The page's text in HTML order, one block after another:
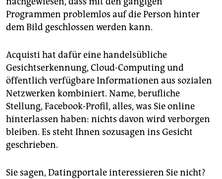
Programmen problemlos auf die Person hinter
dem Bild geschlossen werden kann.
Acquisti hat dafür eine handelsübliche
Gesichtserkennung, Cloud-Computing und
öffentlich verfügbare Informationen aus sozialen
Netzwerken kombiniert. Name, berufliche
Stellung, Facebook-Profil, alles, was Sie online
hinterlassen haben: nichts davon wird verborgen
bleiben. Es steht Ihnen sozusagen ins Gesicht
geschrieben.
Sie sagen, Datingportale interessieren Sie nicht?